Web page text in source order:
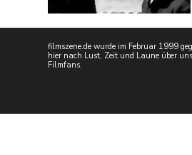
filmszene.de wurde im Februar 1999
hier nach Lust, Zeit und Laune über
Filmfans.